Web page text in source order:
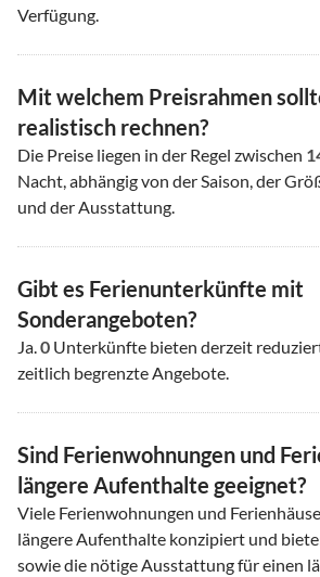
Verfügung.
Mit welchem Preisrahmen
realistisch rechnen?
Die Preise liegen in der Regel zwischen
Nacht, abhängig von der Saison, der
und der Ausstattung.
Gibt es Ferienunterkünfte mit
Sonderangeboten?
Ja. 0 Unterkünfte bieten derzeit
zeitlich begrenzte Angebote.
Sind Ferienwohnungen und
längere Aufenthalte geeignet?
Viele Ferienwohnungen und
längere Aufenthalte konzipiert und
sowie die nötige Ausstattung für einen